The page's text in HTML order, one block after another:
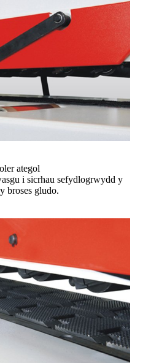
ategol
i sicrhau sefydlogrwydd y
broses gludo.